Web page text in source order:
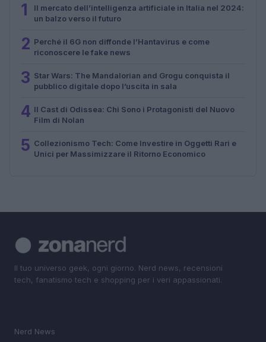
1
Il mercato dell’intelligenza artificiale in Italia nel 2024:
un balzo verso il futuro
2 Perché il 6G non diffonde l’Hantavirus e come
riconoscere le fake news
3 Star Wars: The Mandalorian and Grogu conquista il
pubblico digitale dopo l’uscita in sala
4 Il Cast di Odissea: Chi Sono i Protagonisti del Nuovo
Film di Nolan
5 Collezionismo Tech: Come Investire in Oggetti Rari e
Unici per Massimizzare il Ritorno Economico
Il tuo universo geek, ogni giorno. Nerd news, recensioni
tech, fanatismo tech e shopping per i veri appassionati.
Nerd News